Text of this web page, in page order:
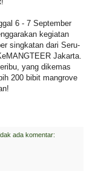
6 - 7 September
kegiatan
singkatan dari Seru-
Jakarta.
yang dikemas
200 bibit mangrove
ada komentar: